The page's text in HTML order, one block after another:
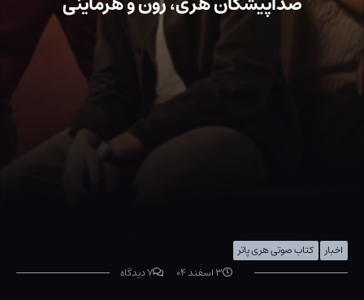
اخبار
کتاب صوتی هری پاتر
۳ اسفند ۰۴
۷ دیدگاه